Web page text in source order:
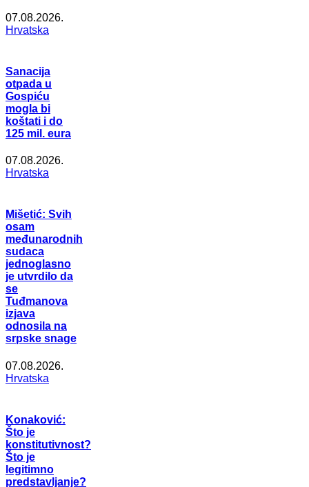
07.08.2026.
Hrvatska
Sanacija
otpada u
Gospiću
mogla bi
koštati i do
125 mil. eura
07.08.2026.
Hrvatska
Mišetić: Svih
osam
međunarodnih
sudaca
jednoglasno
je utvrdilo da
se
Tuđmanova
izjava
odnosila na
srpske snage
07.08.2026.
Hrvatska
Konaković:
Što je
konstitutivnost?
Što je
legitimno
predstavljanje?